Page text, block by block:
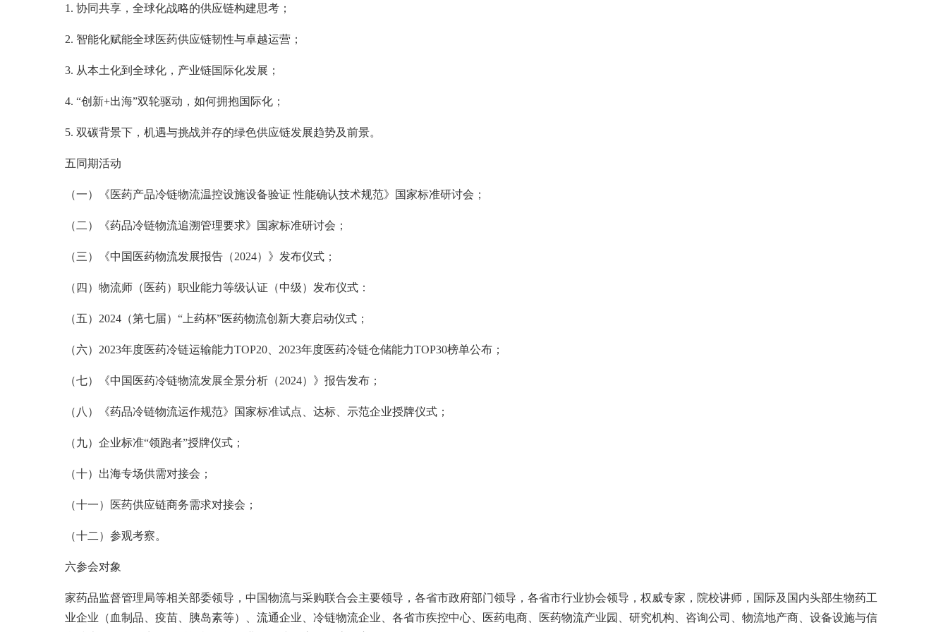
1. 协同共享，全球化战略的供应链构建思考；
2. 智能化赋能全球医药供应链韧性与卓越运营；
3. 从本土化到全球化，产业链国际化发展；
4. “创新+出海”双轮驱动，如何拥抱国际化；
5. 双碳背景下，机遇与挑战并存的绿色供应链发展趋势及前景。
五同期活动
（一）《医药产品冷链物流温控设施设备验证 性能确认技术规范》国家标准研讨会；
（二）《药品冷链物流追溯管理要求》国家标准研讨会；
（三）《中国医药物流发展报告（2024）》发布仪式；
（四）物流师（医药）职业能力等级认证（中级）发布仪式：
（五）2024（第七届）“上药杯”医药物流创新大赛启动仪式；
（六）2023年度医药冷链运输能力TOP20、2023年度医药冷链仓储能力TOP30榜单公布；
（七）《中国医药冷链物流发展全景分析（2024）》报告发布；
（八）《药品冷链物流运作规范》国家标准试点、达标、示范企业授牌仪式；
（九）企业标准“领跑者”授牌仪式；
（十）出海专场供需对接会；
（十一）医药供应链商务需求对接会；
（十二）参观考察。
六参会对象
家药品监督管理局等相关部委领导，中国物流与采购联合会主要领导，各省市政府部门领导，各省市行业协会领导，权威专家，院校讲师，国际及国内头部生物药工
业企业（血制品、疫苗、胰岛素等）、流通企业、冷链物流企业、各省市疾控中心、医药电商、医药物流产业园、研究机构、咨询公司、物流地产商、设备设施与信